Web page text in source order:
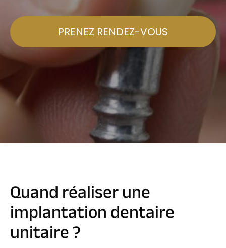
PRENEZ RENDEZ-VOUS
Quand réaliser une
implantation dentaire
unitaire ?